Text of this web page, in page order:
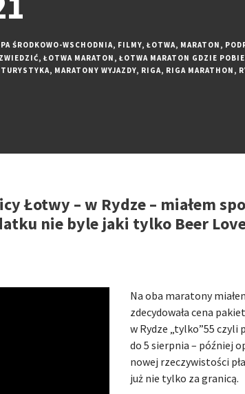
ŚRODKOWO-WSCHODNIA, FILMY, ŁOTWA, MARATON ,
, ŁOTWA MARATON , ŁOTWA MARATON GDZIE
, MARATONY WYJAZDY, RIGA, RIGA MARATHON ,
Łotwy – w Rydze – miałem
nie byle jaki tylko Beer
Na oba maratony
zdecydowała cena
w Rydze „tylko”55 czyli
do 5 sierpnia – później
nowej rzeczywistości
już nie tylko za granicą.